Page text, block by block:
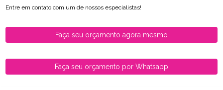
Entre em contato com um de nossos especialistas!
Faça seu orçamento agora mesmo
Faça seu orçamento por Whatsapp